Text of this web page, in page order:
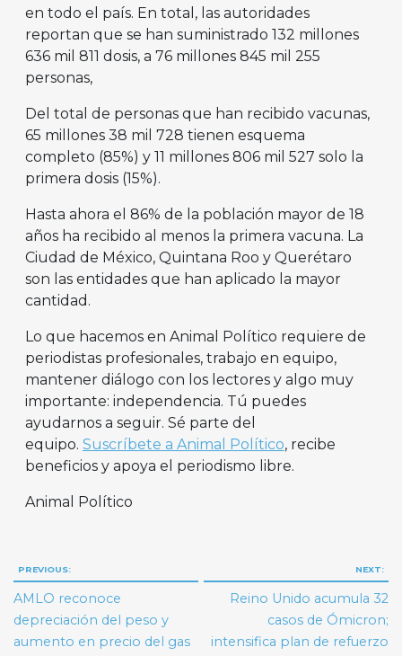
en todo el país. En total, las autoridades
reportan que se han suministrado 132 millones
636 mil 811 dosis, a 76 millones 845 mil 255
personas,
Del total de personas que han recibido vacunas,
65 millones 38 mil 728 tienen esquema
completo (85%) y 11 millones 806 mil 527 solo la
primera dosis (15%).
Hasta ahora el 86% de la población mayor de 18
años ha recibido al menos la primera vacuna. La
Ciudad de México, Quintana Roo y Querétaro
son las entidades que han aplicado la mayor
cantidad.
Lo que hacemos en Animal Político requiere de
periodistas profesionales, trabajo en equipo,
mantener diálogo con los lectores y algo muy
importante: independencia. Tú puedes
ayudarnos a seguir. Sé parte del
equipo. Suscríbete a Animal Político, recibe
beneficios y apoya el periodismo libre.
Animal Político
Navegación
de
entradas
PREVIOUS:
AMLO reconoce
depreciación del peso y
aumento en precio del gas
NEXT:
Reino Unido acumula 32
casos de Ómicron;
intensifica plan de refuerzo